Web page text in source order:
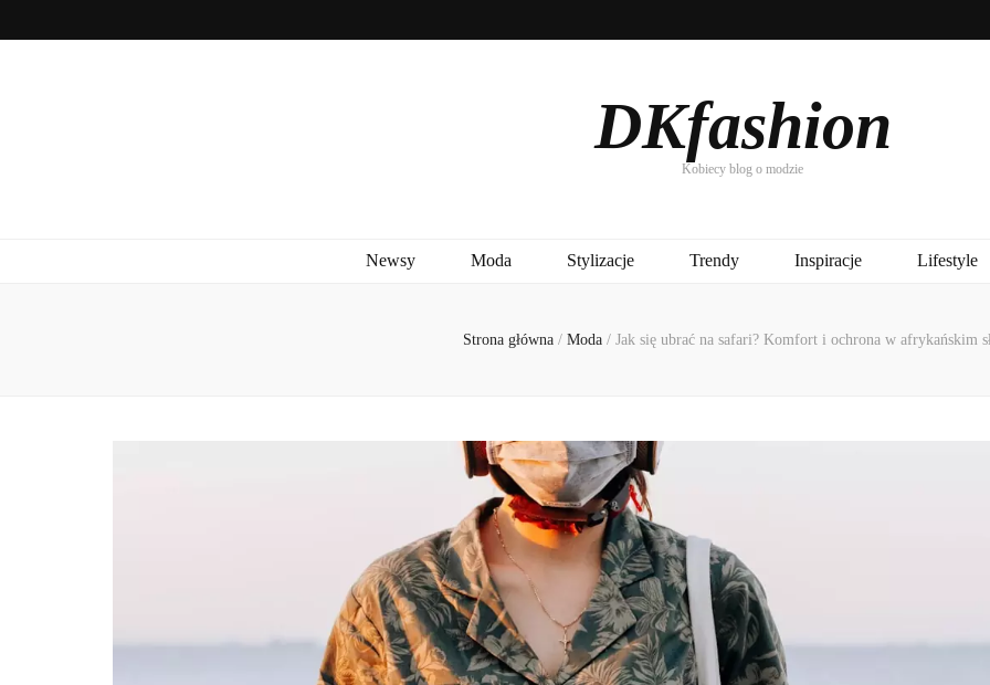
DKfashion
Kobiecy blog o modzie
Newsy Moda Stylizacje Trendy Inspiracje Lifestyle
Strona główna / Moda / Jak się ubrać na safari? Komfort i ochrona w afrykańskim